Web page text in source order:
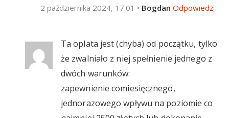
2 października 2024, 17:01 • Bogdan Odpowiedz
Ta oplata jest (chyba) od początku, tylko
że zwalniało z niej spełnienie jednego z
dwóch warunków:
zapewnienie comiesięcznego,
jednorazowego wpływu na poziomie co